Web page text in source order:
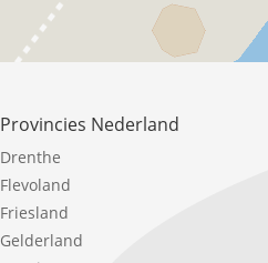
Provincies Nederland
Drenthe
Flevoland
Friesland
Gelderland